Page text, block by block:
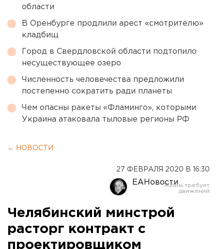
области
В Оренбурге продлили арест «смотрителю»
кладбищ
Город в Свердловской области подтопило
несуществующее озеро
Численность человечества предложили
постепенно сократить ради планеты
Чем опасны ракеты «Фламинго», которыми
Украина атаковала тыловые регионы РФ
← НОВОСТИ
27 ФЕВРАЛЯ 2020 В 16:30
ЕАНовости
Челябинский минстрой
расторг контракт с
проектировщиком